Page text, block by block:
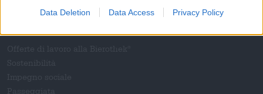
Data Deletion Data Access Privacy Policy